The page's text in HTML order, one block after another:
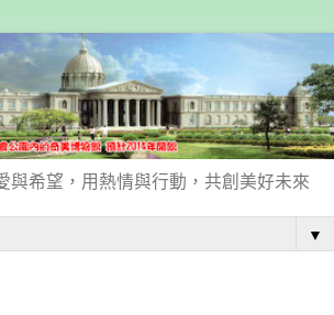
與希望，用熱情與行動，共創美好未來
▼